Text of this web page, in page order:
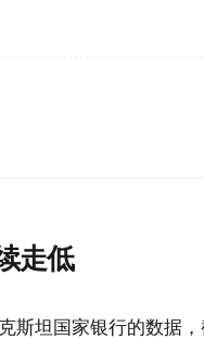
走低
斯坦国家银行的数据